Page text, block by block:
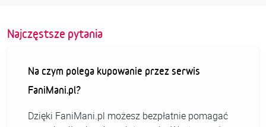
Najczęstsze pytania
Na czym polega kupowanie przez serwis
FaniMani.pl?
Dzięki FaniMani.pl możesz bezpłatnie pomagać